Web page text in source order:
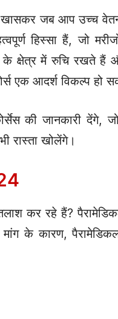
जब आप उच्च
हिस्सा हैं, जो
क्षेत्र में रुचि रखते हैं
एक आदर्श विकल्प हो
की जानकारी देंगे,
रास्ता खोलेंगे।
कर रहे हैं?
मांग के कारण,